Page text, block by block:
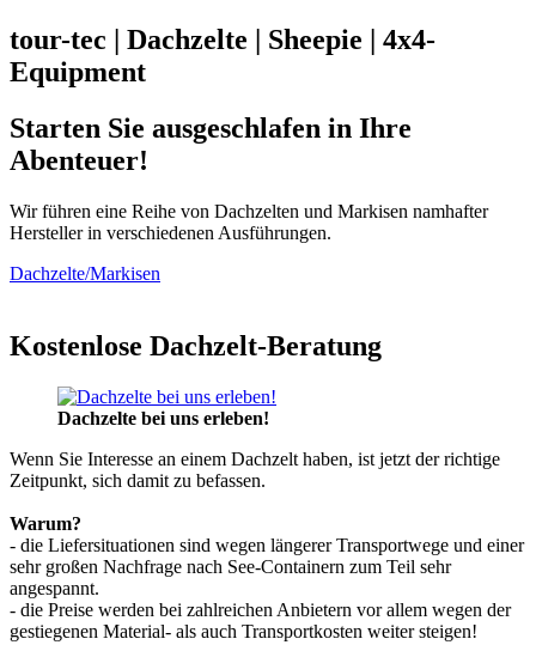
tour-tec | Dachzelte | Sheepie | 4x4-
Equipment
Starten Sie ausgeschlafen in Ihre
Abenteuer!
Wir führen eine Reihe von Dachzelten und Markisen namhafter
Hersteller in verschiedenen Ausführungen.
Dachzelte/Markisen
Kostenlose Dachzelt-Beratung
Dachzelte bei uns erleben!
Wenn Sie Interesse an einem Dachzelt haben, ist jetzt der richtige
Zeitpunkt, sich damit zu befassen.
Warum?
- die Liefersituationen sind wegen längerer Transportwege und einer
sehr großen Nachfrage nach See-Containern zum Teil sehr
angespannt.
- die Preise werden bei zahlreichen Anbietern vor allem wegen der
gestiegenen Material- als auch Transportkosten weiter steigen!